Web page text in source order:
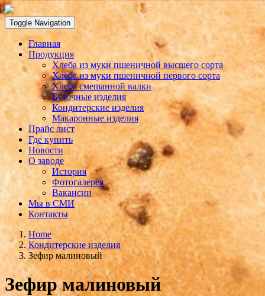
Toggle Navigation
Главная
Продукция
Хлеба из муки пшеничной высшего сорта
Хлеба из муки пшеничной первого сорта
Хлеба смешанной валки
Булочные изделия
Кондитерские изделия
Макаронные изделия
Прайс лист
Где купить
Новости
О заводе
История
Фотогалерея
Вакансии
Мы в СМИ
Контакты
Home
Кондитерские изделия
Зефир малиновый
Зефир малиновый